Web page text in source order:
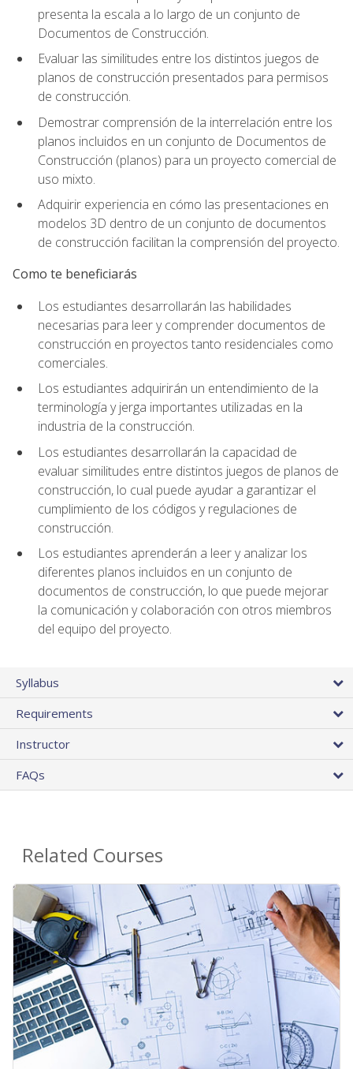
presenta la escala a lo largo de un conjunto de
Documentos de Construcción.
Evaluar las similitudes entre los distintos juegos de
planos de construcción presentados para permisos
de construcción.
Demostrar comprensión de la interrelación entre los
planos incluidos en un conjunto de Documentos de
Construcción (planos) para un proyecto comercial de
uso mixto.
Adquirir experiencia en cómo las presentaciones en
modelos 3D dentro de un conjunto de documentos
de construcción facilitan la comprensión del proyecto.
Como te beneficiarás
Los estudiantes desarrollarán las habilidades
necesarias para leer y comprender documentos de
construcción en proyectos tanto residenciales como
comerciales.
Los estudiantes adquirirán un entendimiento de la
terminología y jerga importantes utilizadas en la
industria de la construcción.
Los estudiantes desarrollarán la capacidad de
evaluar similitudes entre distintos juegos de planos de
construcción, lo cual puede ayudar a garantizar el
cumplimiento de los códigos y regulaciones de
construcción.
Los estudiantes aprenderán a leer y analizar los
diferentes planos incluidos en un conjunto de
documentos de construcción, lo que puede mejorar
la comunicación y colaboración con otros miembros
del equipo del proyecto.
Syllabus
Requirements
Instructor
FAQs
Related Courses